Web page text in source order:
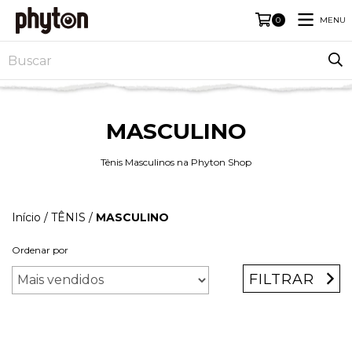
0 MENU
MASCULINO
Tênis Masculinos na Phyton Shop
Início / TÊNIS / MASCULINO
Ordenar por
FILTRAR